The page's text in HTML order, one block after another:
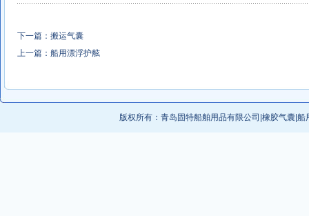
下一篇： 搬运气囊
上一篇： 船用漂浮护舷
版权所有： 青岛固特船舶用品有限公司 橡胶气囊 船